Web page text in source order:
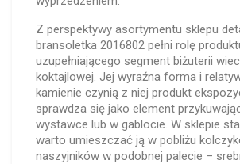
Z perspektywy asortymentu sklepu
bransoletka 2016802 pełni rolę
uzupełniającego segment biżuterii
koktajlowej. Jej wyraźna forma i
kamienie czynią z niej produkt
sprawdza się jako element
wystawce lub w gablocie. W sklepie
warto umieszczać ją w pobliżu
naszyjników w podobnej palecie –